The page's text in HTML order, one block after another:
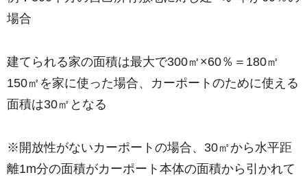
場合
建てられる家の面積は最大で300㎡×60％＝180㎡
150㎡を家に使った場合、カーポートのために使える
面積は30㎡となる
※開放性がないカーポートの場合、30㎡から水平距
離1m分の面積がカーポート本体の面積から引かれて